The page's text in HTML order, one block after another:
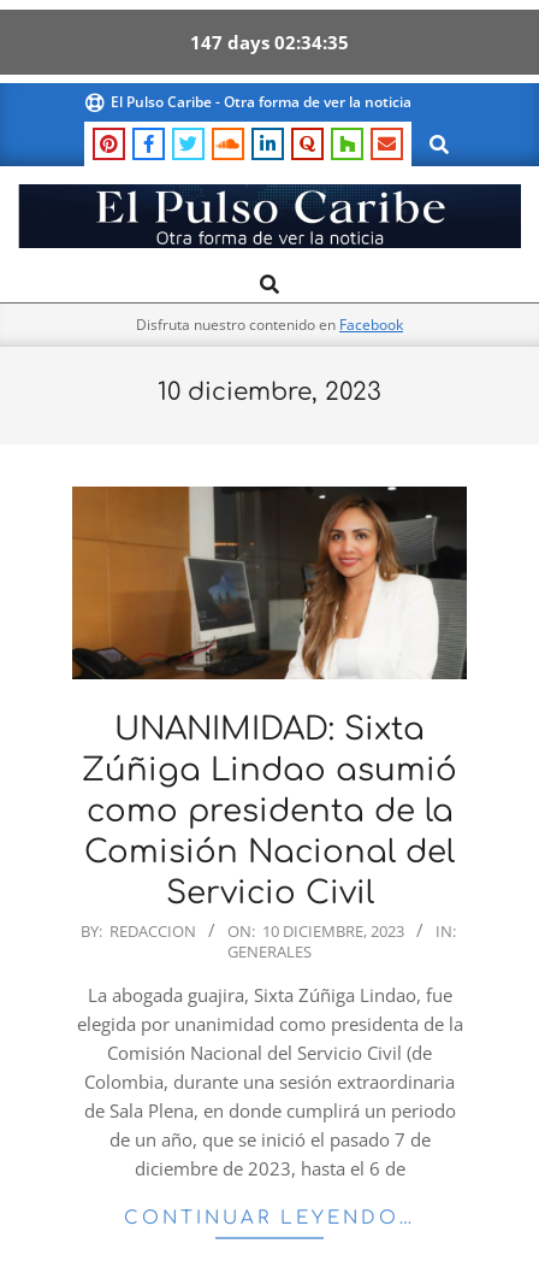
147 days 02 34 34
content
El Pulso Caribe - Otra forma de ver la noticia
Search
El
Pulso
Navigation
Search
Disfruta nuestro contenido en Facebook
10 diciembre, 2023
UNANIMIDAD: Sixta
Zúñiga Lindao asumió
como presidenta de la
Comisión Nacional del
Servicio Civil
2023-
10
BY: REDACCION ON: 10 DICIEMBRE, 2023
IN:
GENERALES
La abogada guajira, Sixta Zúñiga Lindao, fue
elegida por unanimidad como presidenta de la
Comisión Nacional del Servicio Civil (de
Colombia, durante una sesión extraordinaria
de Sala Plena, en donde cumplirá un periodo
de un año, que se inició el pasado 7 de
diciembre de 2023, hasta el 6 de
CONTINUAR LEYENDO…